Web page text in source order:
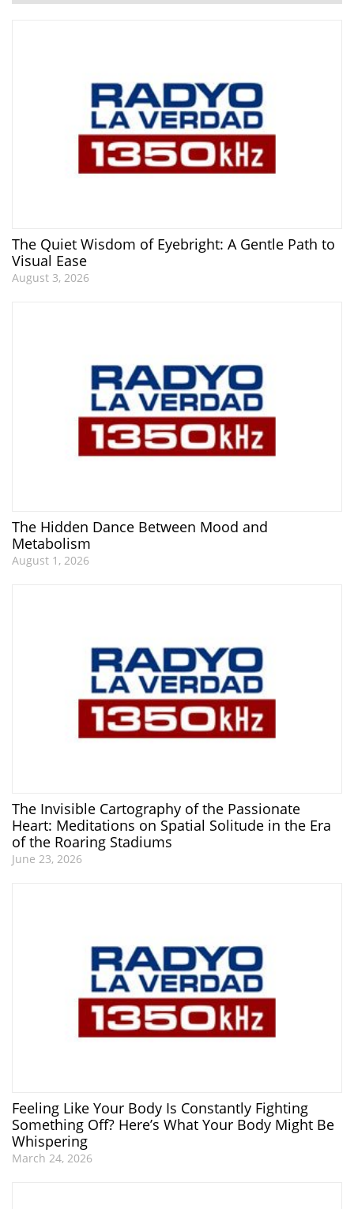
The Quiet Wisdom of Eyebright: A Gentle Path to
Visual Ease
August 3, 2026
The Hidden Dance Between Mood and
Metabolism
August 1, 2026
The Invisible Cartography of the Passionate
Heart: Meditations on Spatial Solitude in the Era
of the Roaring Stadiums
June 23, 2026
Feeling Like Your Body Is Constantly Fighting
Something Off? Here’s What Your Body Might Be
Whispering
March 24, 2026